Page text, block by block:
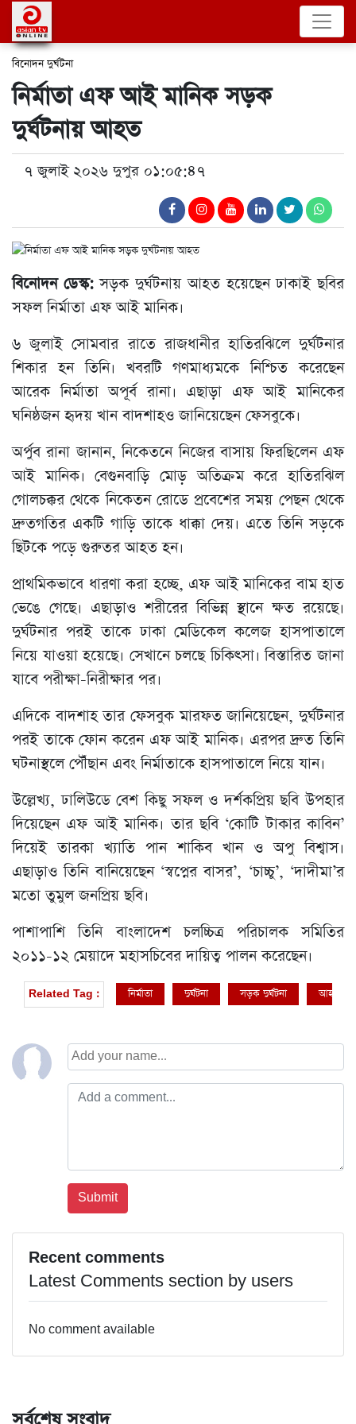
বিনোদন দুর্ঘটনা
নির্মাতা এফ আই মানিক সড়ক
দুর্ঘটনায় আহত
৭ জুলাই ২০২৬ দুপুর ০১:০৫:৪৭
বিনোদন ডেস্ক:সড়ক দুর্ঘটনায় আহত হয়েছেন ঢাকাই ছবির
সফল নির্মাতা এফ আই মানিক।
৬ জুলাই সোমবার রাতে রাজধানীর হাতিরঝিলে দুর্ঘটনার
শিকার হন তিনি। খবরটি গণমাধ্যমকে নিশ্চিত করেছেন
আরেক নির্মাতা অপূর্ব রানা। এছাড়া এফ আই মানিকের
ঘনিষ্ঠজন হৃদয় খান বাদশাহও জানিয়েছেন ফেসবুকে।
অর্পুব রানা জানান, নিকেতনে নিজের বাসায় ফিরছিলেন এফ
আই মানিক। বেগুনবাড়ি মোড় অতিক্রম করে হাতিরঝিল
গোলচক্কর থেকে নিকেতন রোডে প্রবেশের সময় পেছন থেকে
দ্রুতগতির একটি গাড়ি তাকে ধাক্কা দেয়। এতে তিনি সড়কে
ছিটকে পড়ে গুরুতর আহত হন।
প্রাথমিকভাবে ধারণা করা হচ্ছে, এফ আই মানিকের বাম হাত
ভেঙে গেছে। এছাড়াও শরীরের বিভিন্ন স্থানে ক্ষত রয়েছে।
দুর্ঘটনার পরই তাকে ঢাকা মেডিকেল কলেজ হাসপাতালে
নিয়ে যাওয়া হয়েছে। সেখানে চলছে চিকিৎসা। বিস্তারিত জানা
যাবে পরীক্ষা-নিরীক্ষার পর।
এদিকে বাদশাহ তার ফেসবুক মারফত জানিয়েছেন, দুর্ঘটনার
পরই তাকে ফোন করেন এফ আই মানিক। এরপর দ্রুত তিনি
ঘটনাস্থলে পৌঁছান এবং নির্মাতাকে হাসপাতালে নিয়ে যান।
উল্লেখ্য, ঢালিউডে বেশ কিছু সফল ও দর্শকপ্রিয় ছবি উপহার
দিয়েছেন এফ আই মানিক। তার ছবি ‘কোটি টাকার কাবিন’
দিয়েই তারকা খ্যাতি পান শাকিব খান ও অপু বিশ্বাস।
এছাড়াও তিনি বানিয়েছেন ‘স্বপ্নের বাসর’, ‘চাচ্চু’, ‘দাদীমা’র
মতো তুমুল জনপ্রিয় ছবি।
পাশাপাশি তিনি বাংলাদেশ চলচ্চিত্র পরিচালক সমিতির
২০১১-১২ মেয়াদে মহাসচিবের দায়িত্ব পালন করেছেন।
Related Tag : নির্মাতা দুর্ঘটনা সড়ক দুর্ঘটনা আহত
Recent comments
Latest Comments section by users
No comment available